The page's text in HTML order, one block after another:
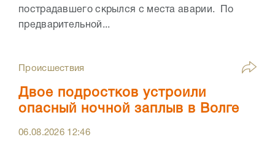
пострадавшего скрылся с места аварии. По
предварительной...
Происшествия
Двое подростков устроили
опасный ночной заплыв в Волге
06.08.2026 12:46